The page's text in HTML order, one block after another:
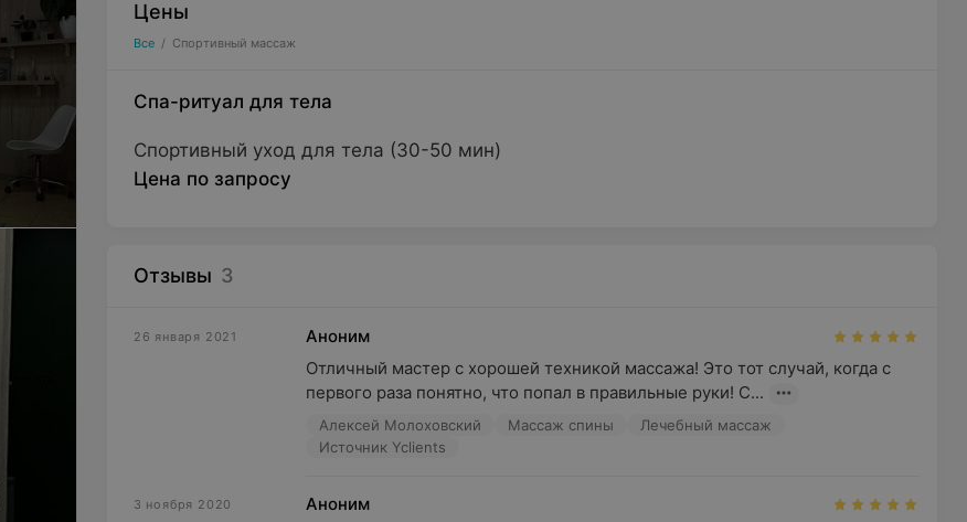
Цены
Все / Спортивный массаж
Спа-ритуал для тела
Спортивный уход для тела (30-50 мин)
Цена по запросу
Отзывы 3
26 января 2021
Аноним
Отличный мастер с хорошей техникой массажа! Это тот случай, когда с
первого раза понятно, что попал в правильные руки! С...
Алексей Молоховский Массаж спины
Лечебный массаж
Источник Yclients
3 ноября 2020
Аноним